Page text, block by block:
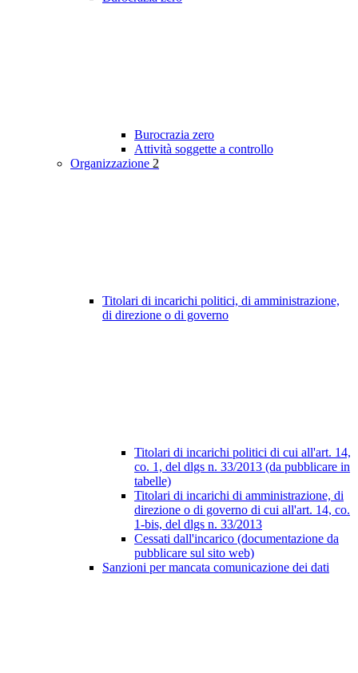
Burocrazia zero
Attività soggette a controllo
Organizzazione 2
Titolari di incarichi politici, di amministrazione,
di direzione o di governo
Titolari di incarichi politici di cui all'art. 14,
co. 1, del dlgs n. 33/2013 (da pubblicare in
tabelle)
Titolari di incarichi di amministrazione, di
direzione o di governo di cui all'art. 14, co.
1-bis, del dlgs n. 33/2013
Cessati dall'incarico (documentazione da
pubblicare sul sito web)
Sanzioni per mancata comunicazione dei dati